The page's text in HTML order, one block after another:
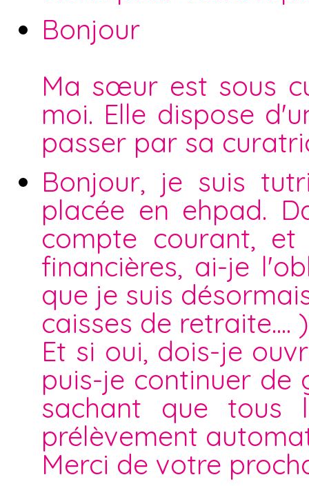
Bonjour
Ma sœur est sous
moi. Elle dispose
passer par sa
Bonjour, je suis
placée en ehpad.
compte courant,
financières, ai-je
que je suis
caisses de retraite....
Et si oui, dois-je
puis-je continuer de
sachant que tous
prélèvement
Merci de votre